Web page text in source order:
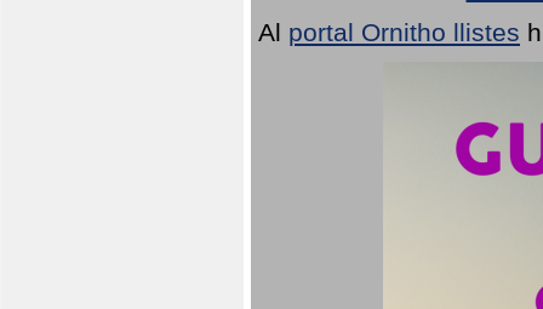
Al portal Ornitho llistes